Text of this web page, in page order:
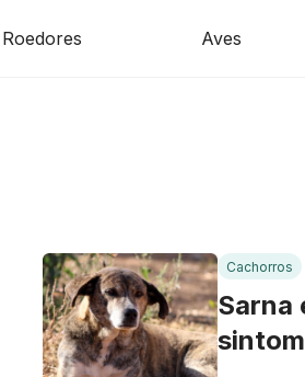
Roedores Aves
Cachorros
Sarna